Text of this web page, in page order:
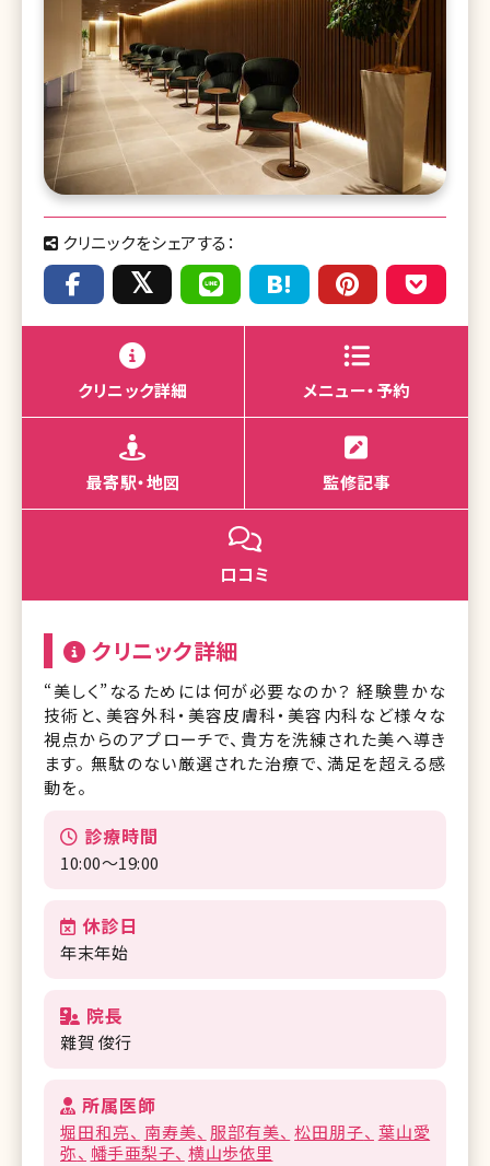
クリニックをシェアする：
クリニック詳細 メニュー・予約
最寄駅・地図 監修記事
口コミ
クリニック詳細
“美しく”なるためには何が必要なのか？ 経験豊かな
技術と、美容外科・美容皮膚科・美容内科など様々な
視点からのアプローチで、貴方を洗練された美へ導き
ます。 無駄のない厳選された治療で、満足を超える感
動を。
診療時間
10:00～19:00
休診日
年末年始
院長
雜賀 俊行
所属医師
堀田和亮 南寿美 服部有美 松田朋子
葉山愛
弥
幡手亜梨子 横山歩依里